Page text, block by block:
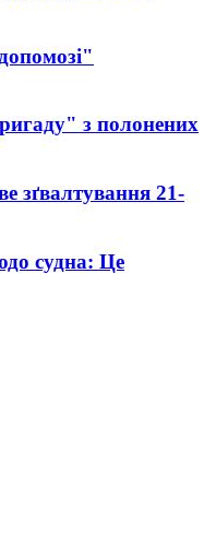
з полонених
зґвалтування 21-
судна: Це